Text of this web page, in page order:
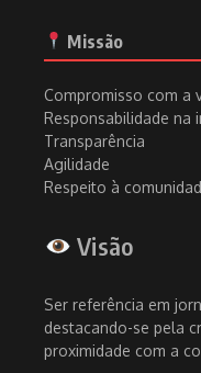
Missão
Compromisso com a
Responsabilidade na
Transparência
Agilidade
Respeito à
Visão
Ser referência em
destacando-se pela
proximidade com a